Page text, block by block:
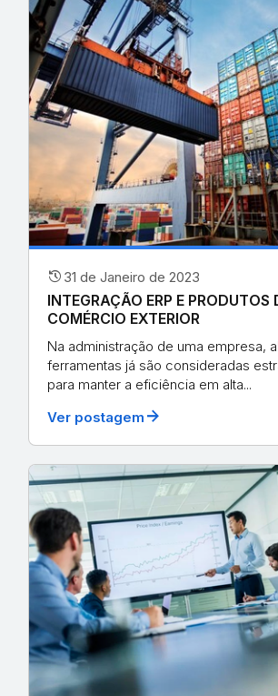
history 31 de Janeiro de 2023
INTEGRAÇÃO ERP E PRODUTOS
COMÉRCIO EXTERIOR
Na administração de uma empresa,
ferramentas já são consideradas
para manter a eficiência em alta...
Ver postagem arrow_forward